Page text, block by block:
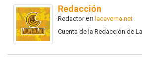
Redacción
Redactoren lacaverna.net
Cuenta de la Redacción de